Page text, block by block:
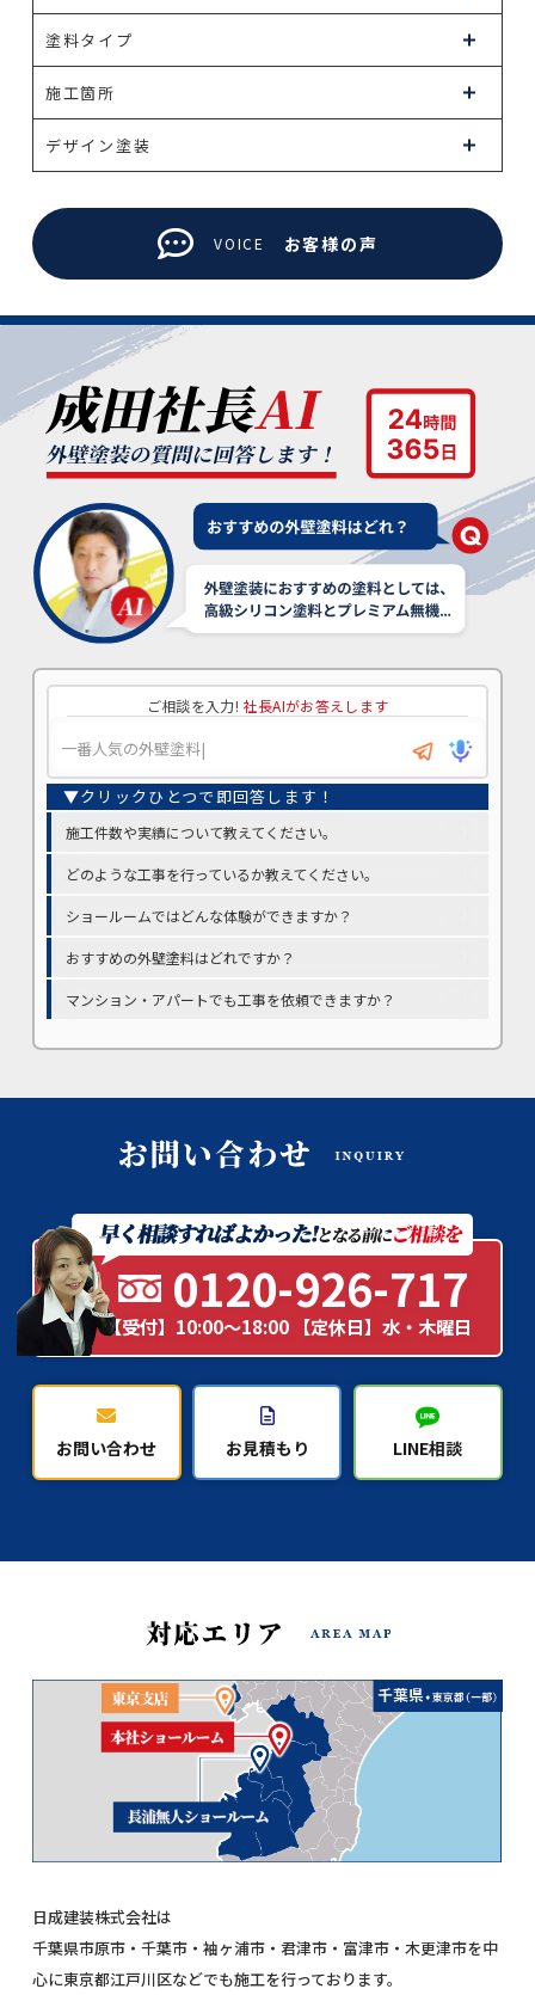
塗料タイプ
施工箇所
デザイン塗装
VOICE お客様の声
ご相談を入力! 社長AIがお答えします
施工件数や実績について教えてください。
どのような工事を行っているか教えてください。
ショールームではどんな体験ができますか？
おすすめの外壁塗料はどれですか？
マンション・アパートでも工事を依頼できますか？
0120-926-717
【受付】10:00～18:00 【定休日】水・木曜日
お問い合わせ お見積もり LINE相談
日成建装株式会社は
千葉県市原市・千葉市・袖ヶ浦市・君津市・富津市・木更津市を中
心に東京都江戸川区などでも施工を行っております。